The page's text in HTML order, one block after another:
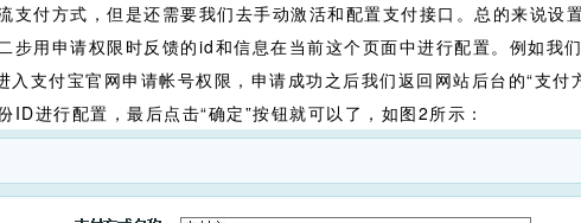
支付方式，但是还需要我们去手动激活和配置支付接口。总的来说设
步用申请权限时反馈的id和信息在当前这个页面中进行配置。例如我
支付宝官网申请帐号权限，申请成功之后我们返回网站后台的“支付
进行配置，最后点击“确定”按钮就可以了，如图2所示：